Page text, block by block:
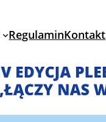
RegulaminKontakt